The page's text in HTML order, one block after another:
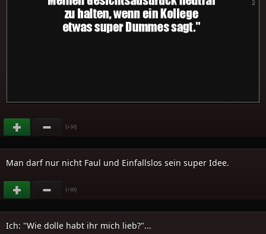
(+34)
Man darf nur nicht Faul und Einfallslos sein super Idee.
(+99)
Ich: "Wie dolle habt ihr mich lieb?"...